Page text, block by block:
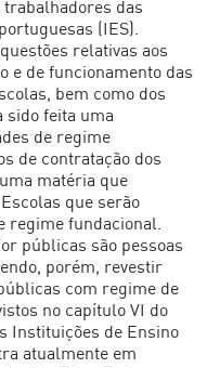
trabalhadores das
(IES).
relativas aos
e de funcionamento das
bem como dos
sido feita uma
de regime
de contratação dos
matéria que
que serão
regime fundacional.
públicas são pessoas
porém, revestir
com regime de
no capítulo VI do
Instituições de Ensino
atualmente em